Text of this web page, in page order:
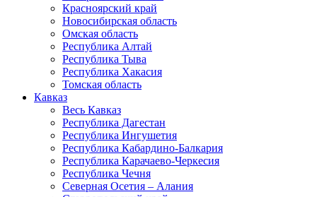
Красноярский край
Новосибирская область
Омская область
Республика Алтай
Республика Тыва
Республика Хакасия
Томская область
Кавказ
Весь Кавказ
Республика Дагестан
Республика Ингушетия
Республика Кабардино-Балкария
Республика Карачаево-Черкесия
Республика Чечня
Северная Осетия – Алания